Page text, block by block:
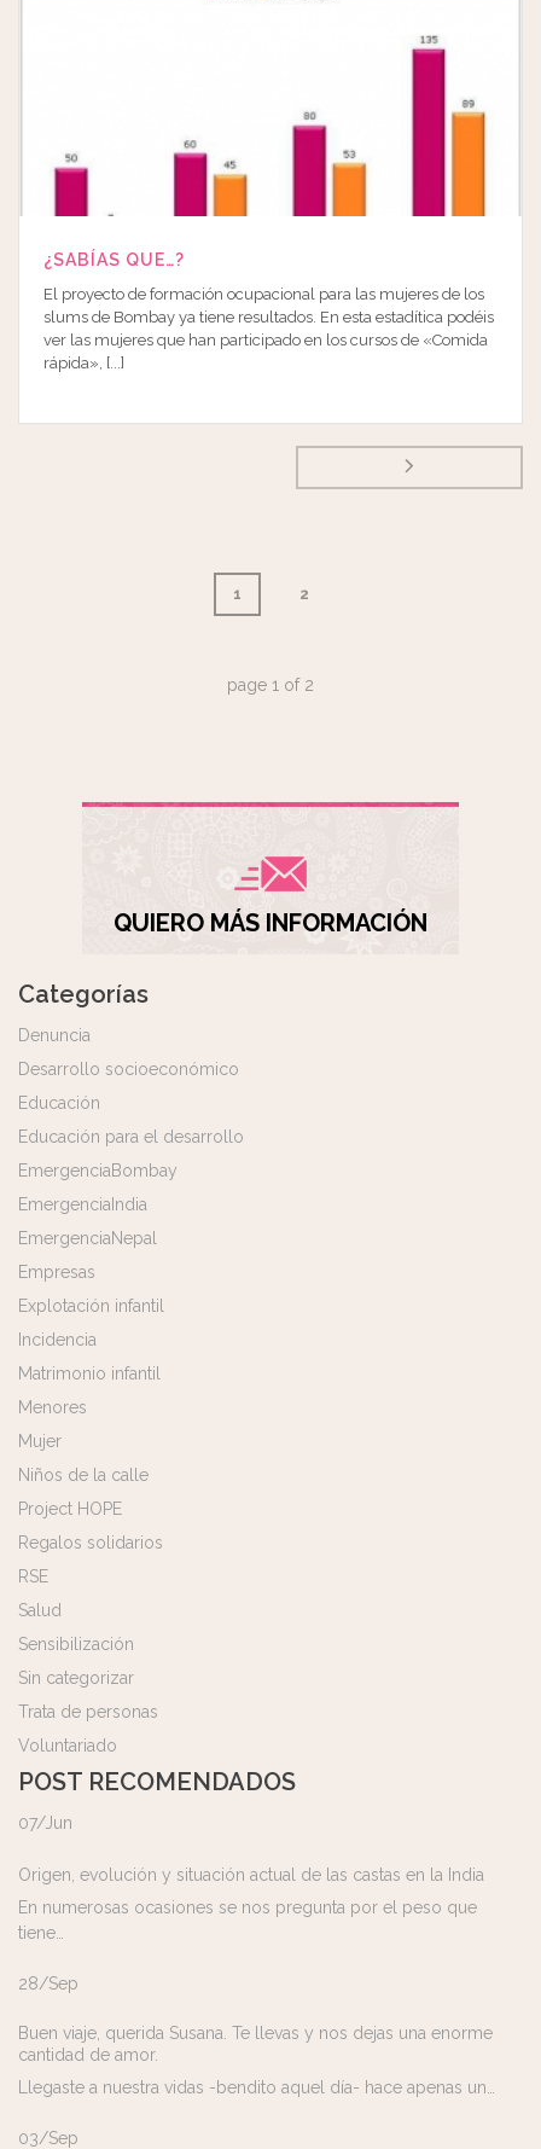
¿SABÍAS QUE…?
El proyecto de formación ocupacional para las mujeres de los
slums de Bombay ya tiene resultados. En esta estadítica podéis
ver las mujeres que han participado en los cursos de «Comida
rápida», [...]
1 2
page 1 of 2
QUIERO MÁS INFORMACIÓN
Categorías
Denuncia
Desarrollo socioeconómico
Educación
Educación para el desarrollo
EmergenciaBombay
EmergenciaIndia
EmergenciaNepal
Empresas
Explotación infantil
Incidencia
Matrimonio infantil
Menores
Mujer
Niños de la calle
Project HOPE
Regalos solidarios
RSE
Salud
Sensibilización
Sin categorizar
Trata de personas
Voluntariado
POST RECOMENDADOS
07/Jun
Origen, evolución y situación actual de las castas en la India
En numerosas ocasiones se nos pregunta por el peso que
tiene…
28/Sep
Buen viaje, querida Susana. Te llevas y nos dejas una enorme
cantidad de amor.
Llegaste a nuestra vidas -bendito aquel día- hace apenas un…
03/Sep